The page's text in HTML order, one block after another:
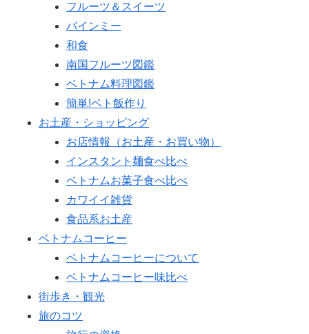
フルーツ＆スイーツ
バインミー
和食
南国フルーツ図鑑
ベトナム料理図鑑
簡単!ベト飯作り
お土産・ショッピング
お店情報（お土産・お買い物）
インスタント麺食べ比べ
ベトナムお菓子食べ比べ
カワイイ雑貨
食品系お土産
ベトナムコーヒー
ベトナムコーヒーについて
ベトナムコーヒー味比べ
街歩き・観光
旅のコツ